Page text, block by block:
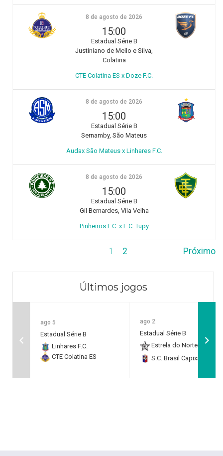
8 de agosto de 2026
15:00
Estadual Série B
Justiniano de Mello e Silva,
Colatina
CTE Colatina ES x Doze F.C.
8 de agosto de 2026
15:00
Estadual Série B
Sernamby, São Mateus
Audax São Mateus x Linhares F.C.
8 de agosto de 2026
15:00
Estadual Série B
Gil Bernardes, Vila Velha
Pinheiros F.C. x E.C. Tupy
1 2 Próximo
Últimos jogos
ago 5
Estadual Série B
Linhares F.C.
CTE Colatina ES
ago 2
Estadual Série B
Estrela do Norte F.C.
S.C. Brasil Capixaba